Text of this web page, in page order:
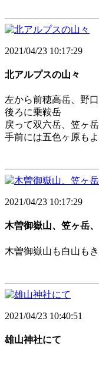
2021/04/23 10:17:29
北アルプスの山々
左から前穂高岳、野
後ろに乗鞍岳
戻って双六岳、笠ヶ
手前には五色ヶ原も
2021/04/23 10:17:29
木曽御嶽山、笠ヶ岳
木曽御嶽山も白山も
2021/04/23 10:40:51
雄山神社にて